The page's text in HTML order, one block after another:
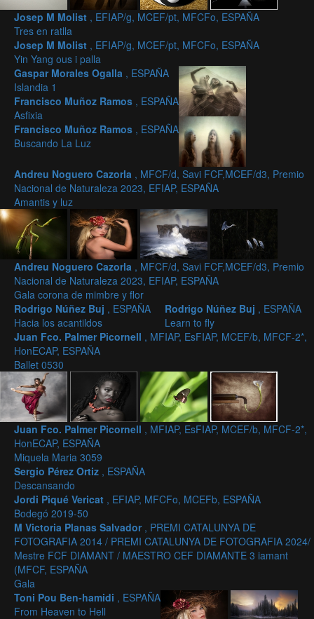
Josep M Molist , EFIAP/g, MCEF/pt, MFCFo, ESPAÑA
Tres en ratlla
Josep M Molist , EFIAP/g, MCEF/pt, MFCFo, ESPAÑA
Yin Yang ous i palla
Gaspar Morales Ogalla , ESPAÑA
Islandia 1
Francisco Muñoz Ramos , ESPAÑA
Asfixia
Francisco Muñoz Ramos , ESPAÑA
Buscando La Luz
Andreu Noguero Cazorla , MFCF/d, Savi FCF,MCEF/d3, Premio
Nacional de Naturaleza 2023, EFIAP, ESPAÑA
Amantis y luz
Andreu Noguero Cazorla , MFCF/d, Savi FCF,MCEF/d3, Premio
Nacional de Naturaleza 2023, EFIAP, ESPAÑA
Gala corona de mimbre y flor
Rodrigo Núñez Buj , ESPAÑA
Hacia los acantildos
Rodrigo Núñez Buj , ESPAÑA
Learn to fly
Juan Fco. Palmer Picornell , MFIAP, EsFIAP, MCEF/b, MFCF-2*,
HonECAP, ESPAÑA
Ballet 0530
Juan Fco. Palmer Picornell , MFIAP, EsFIAP, MCEF/b, MFCF-2*,
HonECAP, ESPAÑA
Miquela Maria 3059
Sergio Pérez Ortiz , ESPAÑA
Descansando
Jordi Piqué Vericat , EFIAP, MFCFo, MCEFb, ESPAÑA
Bodegó 2019-50
M Victoria Planas Salvador , PREMI CATALUNYA DE
FOTOGRAFIA 2014 / PREMI CATALUNYA DE FOTOGRAFIA 2024/
Mestre FCF DIAMANT / MAESTRO CEF DIAMANTE 3 iamant
(MFCF, ESPAÑA
Gala
Toni Pou Ben-hamidi , ESPAÑA
From Heaven to Hell